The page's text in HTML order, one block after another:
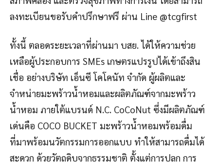
ลงทะเบียนขอรับคำปรึกษาฟรี ผ่าน Line @tcgfirst
ทั้งนี้ ตลอดระยะเวลาที่ผ่านมา บสย. ได้ให้ความช่วย
เหลือผู้ประกอบการ SMEs เกษตรแปรรูปได้เข้าถึงสิน
เชื่อ อย่างบริษัท เอ็นซี โคโคนัท จำกัด ผู้ผลิตและ
จำหน่ายมะพร้าวน้ำหอมและผลิตภัณฑ์จากมะพร้าว
น้ำหอม ภายใต้แบรนด์ N.C. CoCoNut ซึ่งมีผลิตภัณฑ์
เด่นคือ COCO BUCKET มะพร้าวน้ำหอมพร้อมดื่ม
ที่มาพร้อมนวัตกรรมการออกแบบ ทำให้สามารถดื่มได้
สะดวก ด้วยวัตถุดิบจากธรรมชาติ ตั้งแต่การปลูก การ